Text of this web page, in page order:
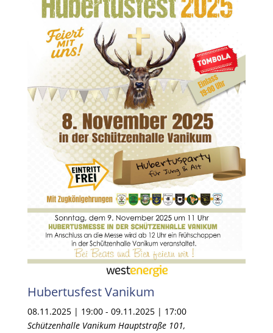
Hubertusfest Vanikum
08.11.2025 | 19:00- 09.11.2025 | 17:00
Schützenhalle Vanikum Hauptstraße 101,